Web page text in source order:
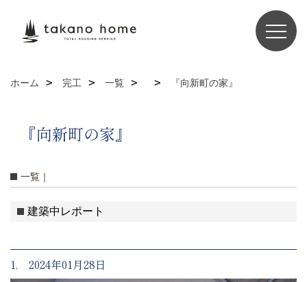
ホーム 完工 一覧 『向新町の家』
『向新町の家』
一覧｜
建築中レポート
1. 2024年01月28日